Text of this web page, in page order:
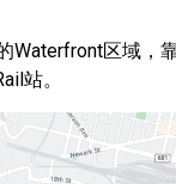
Waterfront区域，
站。